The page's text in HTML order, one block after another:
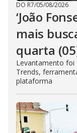
DO R7/05/08/2026
‘João
mais
quarta
Levantamento foi
Trends,
plataforma